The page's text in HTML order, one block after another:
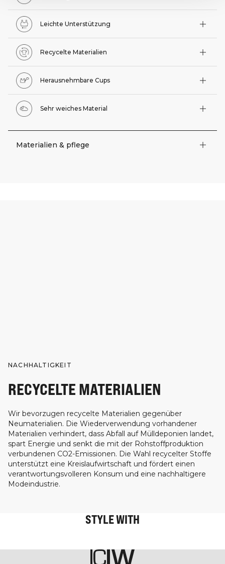
Leichte Unterstützung
Recycelte Materialien
Herausnehmbare Cups
Sehr weiches Material
Materialien & pflege
NACHHALTIGKEIT
RECYCELTE MATERIALIEN
Wir bevorzugen recycelte Materialien gegenüber
Neumaterialien. Die Wiederverwendung vorhandener
Materialien verhindert, dass Abfall auf Mülldeponien landet,
spart Energie und senkt die mit der Rohstoffproduktion
verbundenen CO2-Emissionen. Die Wahl recycelter Stoffe
unterstützt eine Kreislaufwirtschaft und fördert einen
verantwortungsvolleren Konsum und eine nachhaltigere
Modeindustrie.
STYLE WITH